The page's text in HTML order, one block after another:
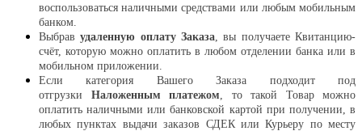
воспользоваться наличными средствами или любым мобильным
банком.
Выбравудаленную оплату Заказа , вы получаете Квитанцию-
счёт, которую можно оплатить в любом отделении банка или в
мобильном приложении.
Если категория Вашего Заказа подходит под
отгрузки Наложенным платежом , то такой Товар можно
оплатить наличными или банковской картой при получении, в
любых пунктах выдачи заказов СДЕК или Курьеру по месту